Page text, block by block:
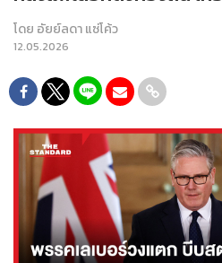
โดย อัยย์ลดา แซ่โค้ว
12.05.2026